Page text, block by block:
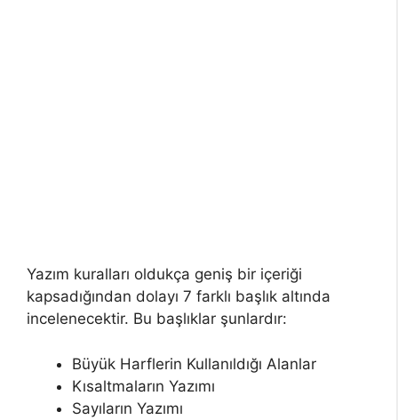
Yazım kuralları oldukça geniş bir içeriği
kapsadığından dolayı 7 farklı başlık altında
incelenecektir. Bu başlıklar şunlardır:
Büyük Harflerin Kullanıldığı Alanlar
Kısaltmaların Yazımı
Sayıların Yazımı